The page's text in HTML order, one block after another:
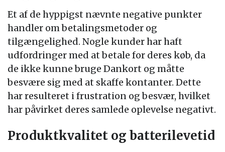
Et af de hyppigst nævnte negative punkter
handler om betalingsmetoder og
tilgængelighed. Nogle kunder har haft
udfordringer med at betale for deres køb, da
de ikke kunne bruge Dankort og måtte
besvære sig med at skaffe kontanter. Dette
har resulteret i frustration og besvær, hvilket
har påvirket deres samlede oplevelse negativt.
Produktkvalitet og batterilevetid